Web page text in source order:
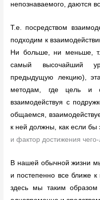
непознаваемого, даются
Т.е. посредством
подходим к
Ни больше, ни меньше,
самый высочайший
предыдущую лекцию),
методам, где цель и
взаимодействуя с
общаемся,
к ней должны, как если бы
и фактор достижения
В нашей обычной жизни
и постепенно все ближе
здесь мы таким